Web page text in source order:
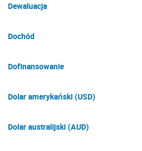
Dewaluacja
Dochód
Dofinansowanie
Dolar amerykański (USD)
Dolar australijski (AUD)